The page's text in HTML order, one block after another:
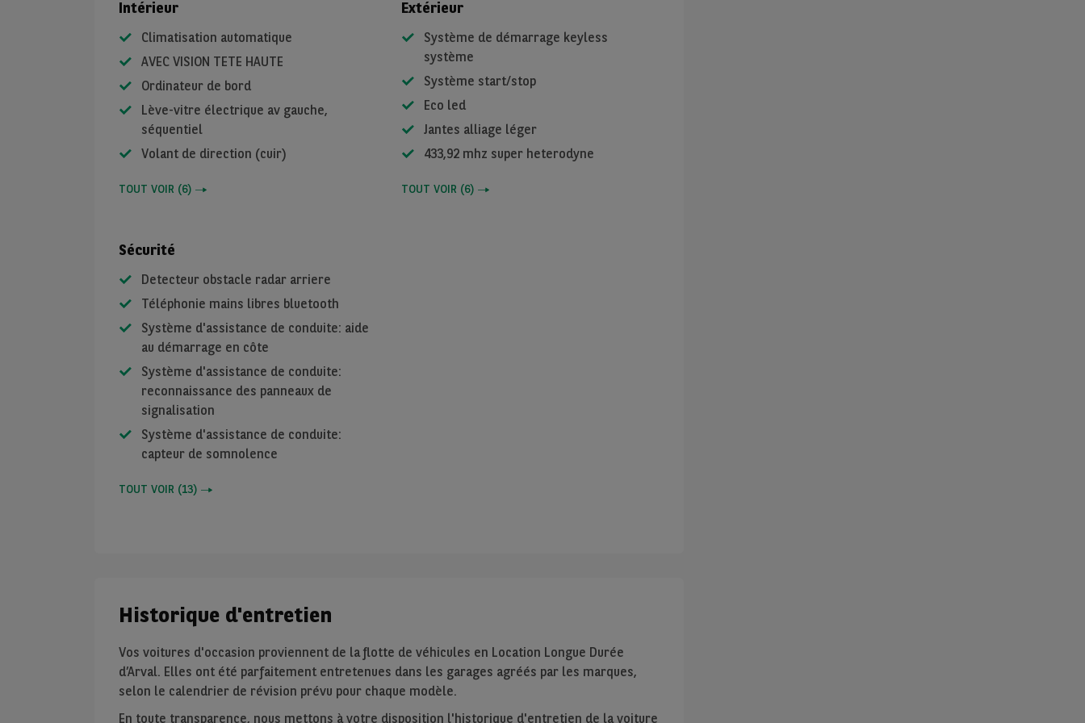
Intérieur
Climatisation automatique
AVEC VISION TETE HAUTE
Ordinateur de bord
Lève-vitre électrique av gauche,
séquentiel
Volant de direction (cuir)
TOUT VOIR (6)
Extérieur
Système de démarrage keyless
système
Système start/stop
Eco led
Jantes alliage léger
433,92 mhz super heterodyne
TOUT VOIR (6)
Sécurité
Detecteur obstacle radar arriere
Téléphonie mains libres bluetooth
Système d'assistance de conduite: aide
au démarrage en côte
Système d'assistance de conduite:
reconnaissance des panneaux de
signalisation
Système d'assistance de conduite:
capteur de somnolence
TOUT VOIR (13)
Historique d'entretien
Vos voitures d'occasion proviennent de la flotte de véhicules en Location Longue Durée
d’Arval. Elles ont été parfaitement entretenues dans les garages agréés par les marques,
selon le calendrier de révision prévu pour chaque modèle.
En toute transparence, nous mettons à votre disposition l'historique d'entretien de la voiture